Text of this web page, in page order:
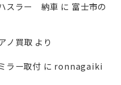
ラー 納車 に 富士市の
ノ買取 より
ラー取付 に ronnagaiki